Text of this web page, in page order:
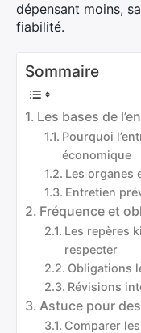
dépensant moins,
fiabilité.
Sommaire
Les bases de
Pourquoi
économique
Les organes
Entretien
Fréquence et
Les repères
respecter
Obligations
Révisions
Astuce pour
Comparer